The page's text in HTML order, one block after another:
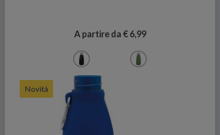
A partire da € 6,99
Novità